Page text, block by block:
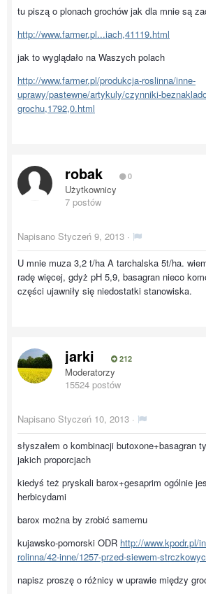
tu piszą o plonach grochów jak dla mnie są
http://www.farmer.pl...iach,41119.html
jak to wyglądało na Waszych polach
http://www.farmer.pl/produkcja-roslinna/inne-
uprawy/pastewne/artykuly/czynniki-
grochu,1792,0.html
robak 0
Użytkownicy
7 postów
Napisano Styczeń 9, 2013 ·
U mnie muza 3,2 t/ha A tarchalska 5t/ha.
radę więcej, gdyż pH 5,9, basagran nieco
części ujawniły się niedostatki stanowiska.
jarki 212
Moderatorzy
15524 postów
Napisano Styczeń 10, 2013 ·
słyszałem o kombinacji butoxone+basagran
jakich proporcjach
kiedyś też pryskali barox+gesaprim ogólnie
herbicydami
barox można by zrobić samemu
kujawsko-pomorski ODR http://www.kpodr.pl/
rolinna/42-inne/1257-przed-siewem-
napisz proszę o różnicy w uprawie między